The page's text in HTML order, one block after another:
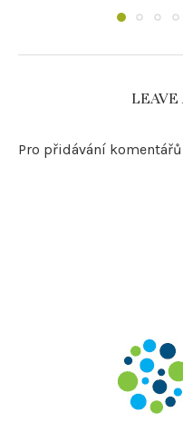
Pro přidávání